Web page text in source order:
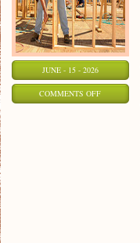
JUNE - 15 - 2026
COMMENTS OFFON